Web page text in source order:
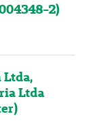
2)
Ltda,
Ltda